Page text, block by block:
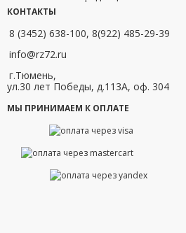
КОНТАКТЫ
8 (3452) 638-100, 8(922) 485-29-39
info@rz72.ru
г.Тюмень,
ул.30 лет Победы, д.113А, оф. 304
МЫ ПРИНИМАЕМ К ОПЛАТЕ